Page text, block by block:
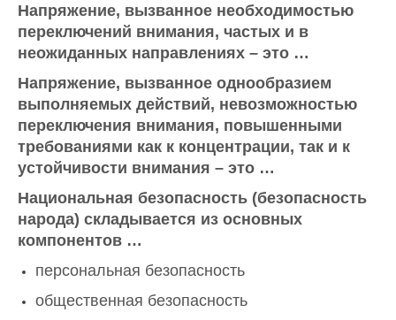
Напряжение, вызванное необходимостью
переключений внимания, частых и в
неожиданных направлениях – это …
Напряжение, вызванное однообразием
выполняемых действий, невозможностью
переключения внимания, повышенными
требованиями как к концентрации, так и к
устойчивости внимания – это …
Национальная безопасность (безопасность
народа) складывается из основных
компонентов …
персональная безопасность
общественная безопасность